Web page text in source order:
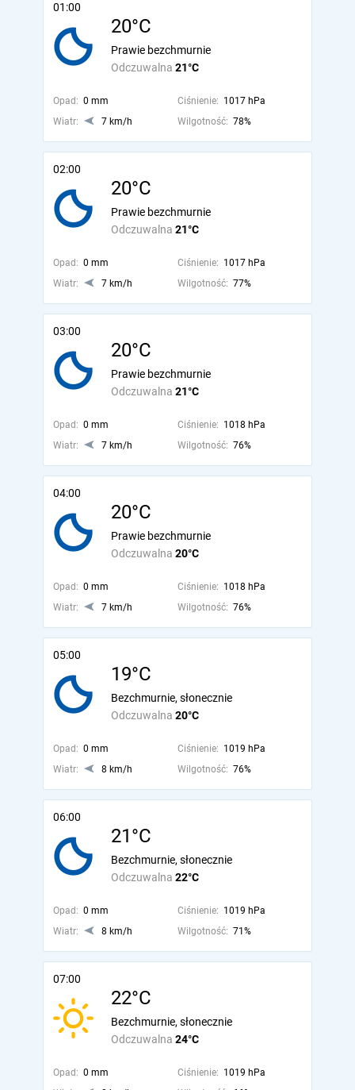
01:00
20°C
Odczuwalna 21°C
Prawie bezchmurnie
Opad: 0 mm Ciśnienie: 1017 hPa
Wiatr:
7 km/h Wilgotność: 78%
02:00
20°C
Odczuwalna 21°C
Prawie bezchmurnie
Opad: 0 mm Ciśnienie: 1017 hPa
Wiatr:
7 km/h Wilgotność: 77%
03:00
20°C
Odczuwalna 21°C
Prawie bezchmurnie
Opad: 0 mm Ciśnienie: 1018 hPa
Wiatr:
7 km/h Wilgotność: 76%
04:00
20°C
Odczuwalna 20°C
Prawie bezchmurnie
Opad: 0 mm Ciśnienie: 1018 hPa
Wiatr:
7 km/h Wilgotność: 76%
05:00
19°C
Odczuwalna 20°C
Bezchmurnie, słonecznie
Opad: 0 mm Ciśnienie: 1019 hPa
Wiatr:
8 km/h Wilgotność: 76%
06:00
21°C
Odczuwalna 22°C
Bezchmurnie, słonecznie
Opad: 0 mm Ciśnienie: 1019 hPa
Wiatr:
8 km/h Wilgotność: 71%
07:00
22°C
Odczuwalna 24°C
Bezchmurnie, słonecznie
Opad: 0 mm Ciśnienie: 1019 hPa